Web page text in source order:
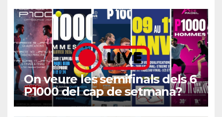
On veure les semifinals dels 6
P1000 del cap de setmana?